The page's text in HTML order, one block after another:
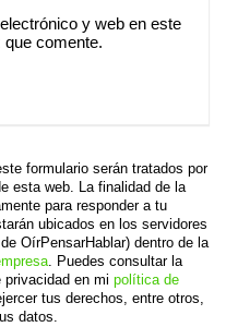
y web en este
comente.
formulario serán tratados por
esta web. La finalidad de la
para responder a tu
ubicados en los servidores
OírPensarHablar) dentro de la
. Puedes consultar la
en mi política de
tus derechos, entre otros,
datos.